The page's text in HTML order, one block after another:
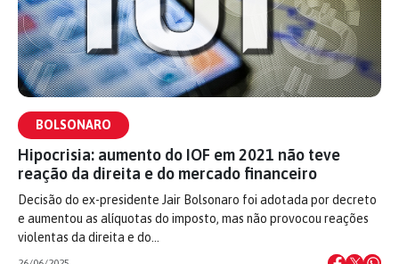
BOLSONARO
Hipocrisia: aumento do IOF em 2021 não teve
reação da direita e do mercado financeiro
Decisão do ex-presidente Jair Bolsonaro foi adotada por decreto
e aumentou as alíquotas do imposto, mas não provocou reações
violentas da direita e do…